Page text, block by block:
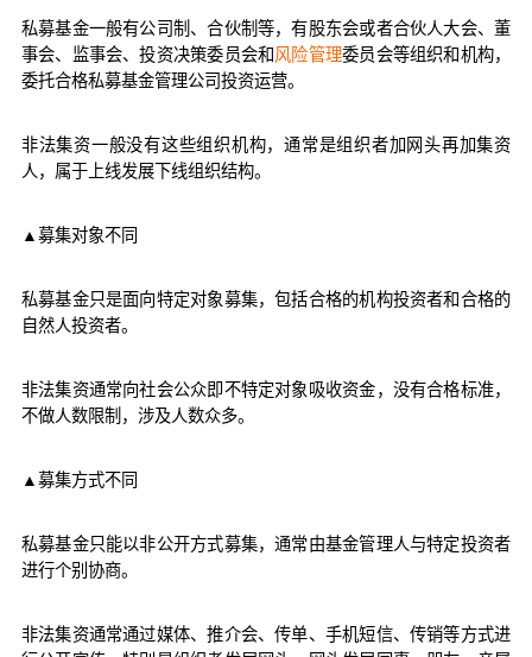
私募基金一般有公司制、合伙制等，有股东会或者合伙人大会、董
事会、监事会、投资决策委员会和风险管理委员会等组织和机构，
委托合格私募基金管理公司投资运营。
非法集资一般没有这些组织机构，通常是组织者加网头再加集资
人，属于上线发展下线组织结构。
▲募集对象不同
私募基金只是面向特定对象募集，包括合格的机构投资者和合格的
自然人投资者。
非法集资通常向社会公众即不特定对象吸收资金，没有合格标准，
不做人数限制，涉及人数众多。
▲募集方式不同
私募基金只能以非公开方式募集，通常由基金管理人与特定投资者
进行个别协商。
非法集资通常通过媒体、推介会、传单、手机短信、传销等方式进